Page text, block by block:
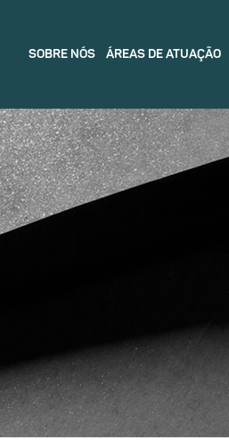
SOBRE NÓS ÁREAS DE ATUAÇÃO